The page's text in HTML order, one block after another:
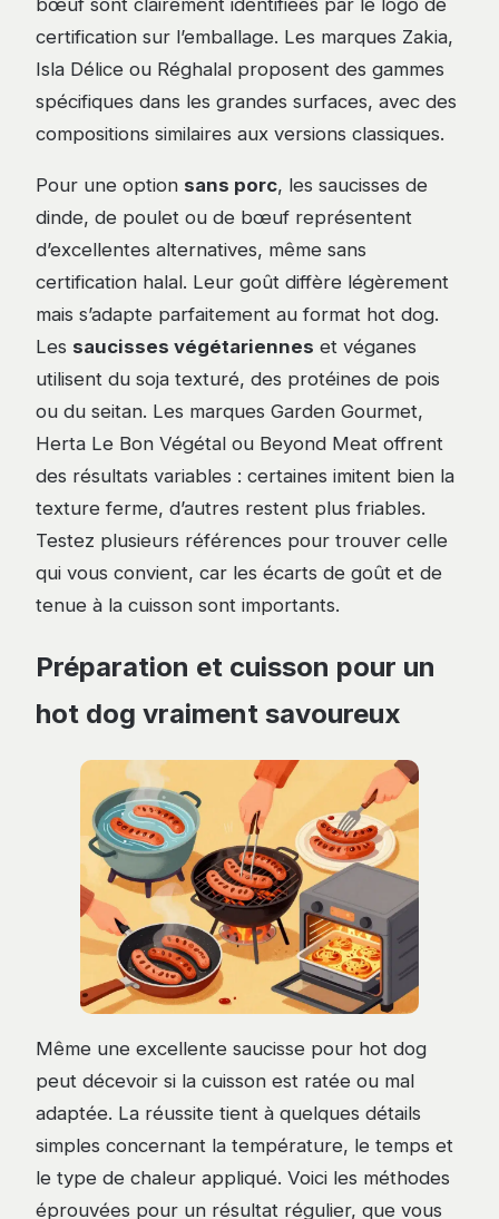
bœuf sont clairement identifiées par le logo de
certification sur l’emballage. Les marques Zakia,
Isla Délice ou Réghalal proposent des gammes
spécifiques dans les grandes surfaces, avec des
compositions similaires aux versions classiques.
Pour une option sans porc, les saucisses de
dinde, de poulet ou de bœuf représentent
d’excellentes alternatives, même sans
certification halal. Leur goût diffère légèrement
mais s’adapte parfaitement au format hot dog.
Les saucisses végétariennes et véganes
utilisent du soja texturé, des protéines de pois
ou du seitan. Les marques Garden Gourmet,
Herta Le Bon Végétal ou Beyond Meat offrent
des résultats variables : certaines imitent bien la
texture ferme, d’autres restent plus friables.
Testez plusieurs références pour trouver celle
qui vous convient, car les écarts de goût et de
tenue à la cuisson sont importants.
Préparation et cuisson pour un
hot dog vraiment savoureux
Même une excellente saucisse pour hot dog
peut décevoir si la cuisson est ratée ou mal
adaptée. La réussite tient à quelques détails
simples concernant la température, le temps et
le type de chaleur appliqué. Voici les méthodes
éprouvées pour un résultat régulier, que vous